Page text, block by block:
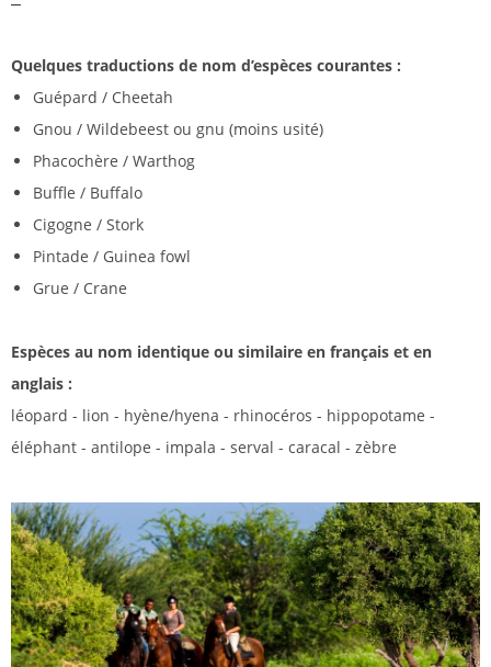
Quelques traductions de nom d’espèces courantes :
Guépard / Cheetah
Gnou / Wildebeest ou gnu (moins usité)
Phacochère / Warthog
Buffle / Buffalo
Cigogne / Stork
Pintade / Guinea fowl
Grue / Crane
Espèces au nom identique ou similaire en français et en
anglais :
léopard - lion - hyène/hyena - rhinocéros - hippopotame -
éléphant - antilope - impala - serval - caracal - zèbre